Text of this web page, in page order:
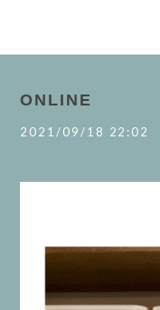
ONLINE
2021/09/18 22:02